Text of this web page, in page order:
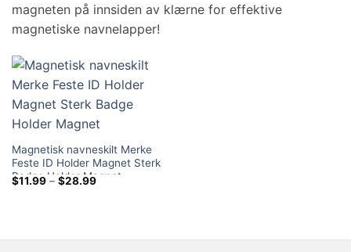
magneten på innsiden av klærne for effektive
magnetiske navnelapper!
Magnetisk navneskilt Merke
Feste ID Holder Magnet Sterk
Badge Holder Magnet
$11.99 – $28.99Prisområde: